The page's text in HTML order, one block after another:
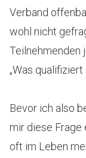
Verband
wohl nicht
Teilnehmenden
„Was
Bevor ich also
mir diese
oft im Leben